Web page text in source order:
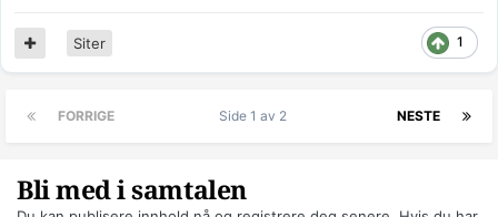
1
Siter
FORRIGE NESTE
Side 1 av 2
Bli med i samtalen